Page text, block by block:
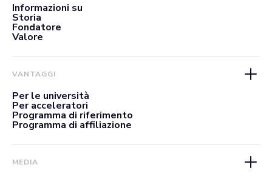
Informazioni su
Storia
Fondatore
Valore
VANTAGGI
Per le università
Per acceleratori
Programma di riferimento
Programma di affiliazione
MEDIA